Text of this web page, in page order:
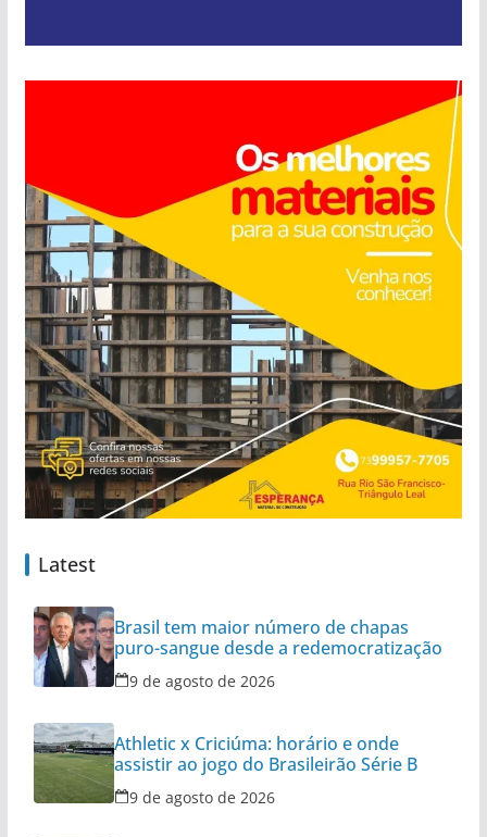
Latest
Brasil tem maior número de chapas
puro-sangue desde a redemocratização
9 de agosto de 2026
Athletic x Criciúma: horário e onde
assistir ao jogo do Brasileirão Série B
9 de agosto de 2026